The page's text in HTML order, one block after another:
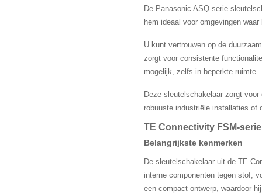
De Panasonic ASQ-serie
hem ideaal voor omgevingen
U kunt vertrouwen op de
zorgt voor consistente
mogelijk, zelfs in beperkte ruimte.
Deze sleutelschakelaar zorgt
robuuste industriële installaties of
TE Connectivity FSM-
Belangrijkste kenmerken
De sleutelschakelaar uit de TE
interne componenten tegen stof,
een compact ontwerp, waardoor